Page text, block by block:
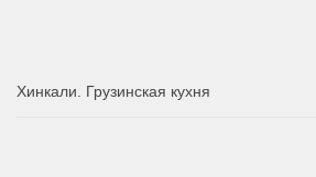
Хинкали. Грузинская кухня